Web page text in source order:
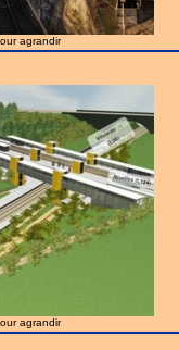
agrandir
agrandir